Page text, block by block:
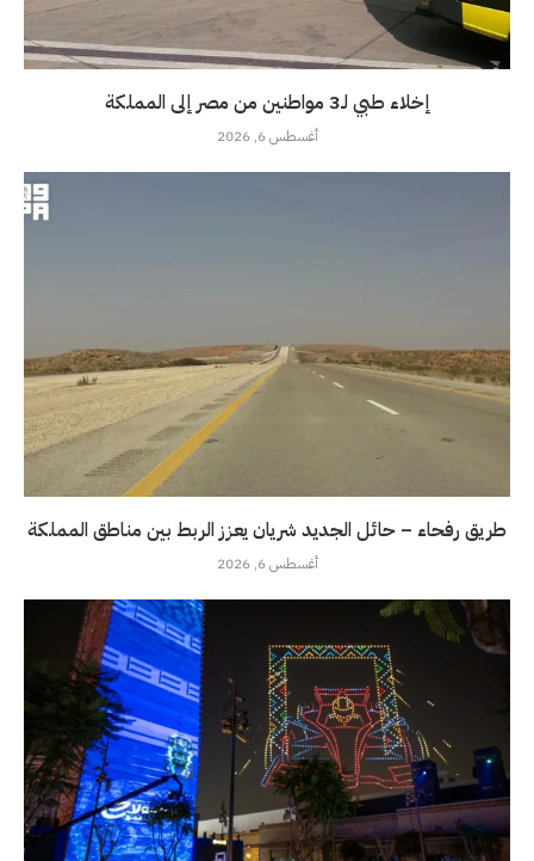
إخلاء طبي لـ3 مواطنين من مصر إلى المملكة
أغسطس 6, 2026
طريق رفحاء – حائل الجديد شريان يعزز الربط بين مناطق المملكة
أغسطس 6, 2026